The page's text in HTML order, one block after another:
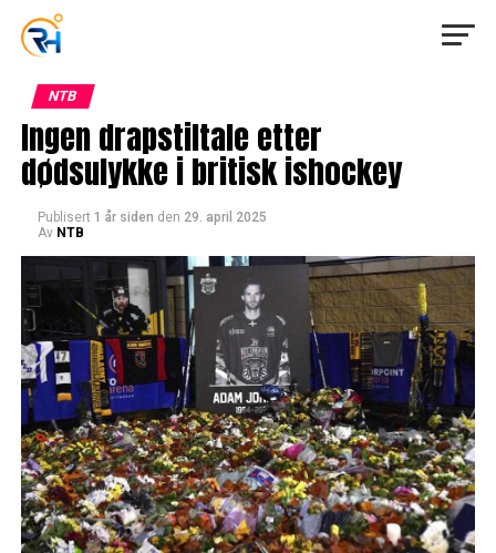
NTB
Ingen drapstiltale etter
dødsulykke i britisk ishockey
Publisert 1 år siden den 29. april 2025
Av NTB